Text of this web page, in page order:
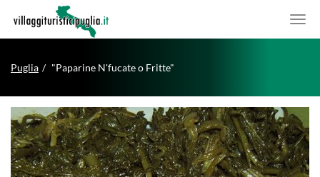
Puglia "Paparine N'fucate o Fritte"